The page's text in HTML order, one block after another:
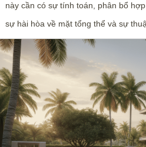
này cần có sự tính toán, phân bổ
sự hài hòa về mặt tổng thể và sự